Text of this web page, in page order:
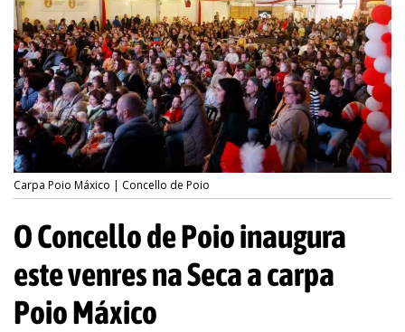
Carpa Poio Máxico | Concello de Poio
O Concello de Poio inaugura
este venres na Seca a carpa
Poio Máxico